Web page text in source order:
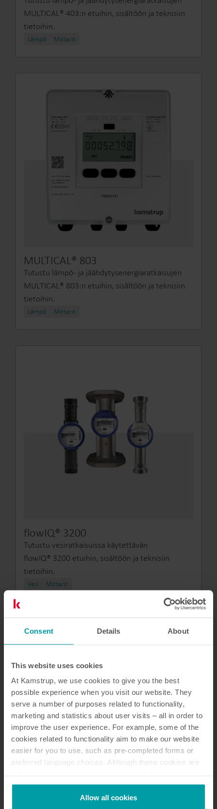
Consent Details About
This website uses cookies
At Kamstrup, we use cookies to give you the best
possible experience when you visit our website. They
serve a number of purposes related to functionality,
marketing and statistics about user visits – all in order to
improve the user experience. For example, some of the
cookies related to functionality aim to make our website
easier for you to use, such as pre-completed forms or
preferred language choices. Although these cookies are
not be available without them.
Kamstrup makes use of third-party cookies. A third-party
Allow all cookies
MULTICAL® 403:n etuihin, sisältöön ja teknisiin
tietoihin.
Lämpö Mittarit
MULTICAL® 803
Tutustu lämpö‑ ja jäähdytysenergiaratkaisujen
MULTICAL® 803:n etuihin, sisältöön ja teknisiin
tietoihin.
Lämpö Mittarit
flowIQ® 3200
Tutustu vesiratkaisuissa käytettävän
flowIQ® 3200 etuihin, sisältöön ja teknisiin
tietoihin.
Vesi Mittarit
HC-003-20/21/22 M-Bus